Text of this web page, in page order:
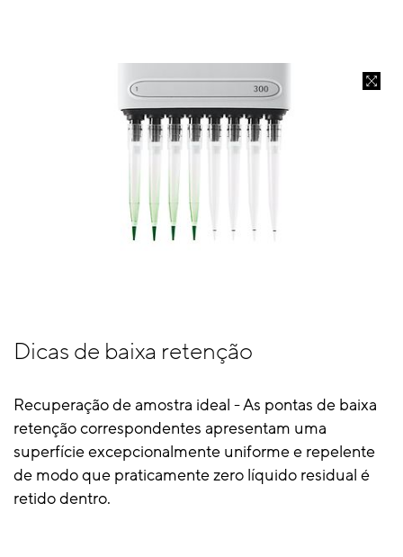
Dicas de baixa retenção
Recuperação de amostra ideal - As pontas de baixa
retenção correspondentes apresentam uma
superfície excepcionalmente uniforme e repelente
de modo que praticamente zero líquido residual é
retido dentro.